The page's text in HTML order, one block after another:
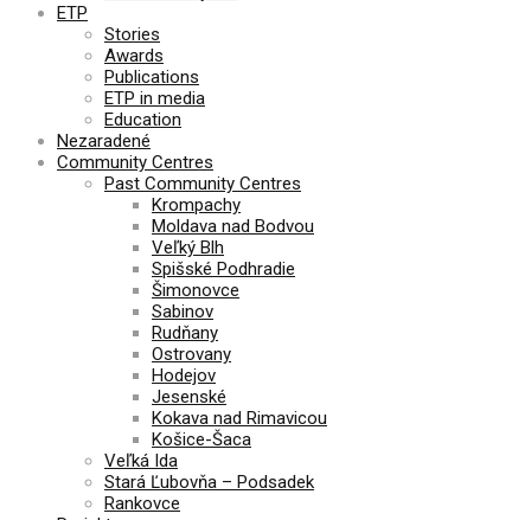
ETP
Stories
Awards
Publications
ETP in media
Education
Nezaradené
Community Centres
Past Community Centres
Krompachy
Moldava nad Bodvou
Veľký Blh
Spišské Podhradie
Šimonovce
Sabinov
Rudňany
Ostrovany
Hodejov
Jesenské
Kokava nad Rimavicou
Košice-Šaca
Veľká Ida
Stará Ľubovňa – Podsadek
Rankovce